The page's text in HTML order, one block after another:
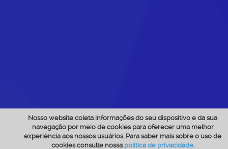
Nosso website coleta informações do seu dispositivo e da sua
navegação por meio de cookies para oferecer uma melhor
experiência aos nossos usuários. Para saber mais sobre o uso de
cookies consulte nossa política de privacidade.